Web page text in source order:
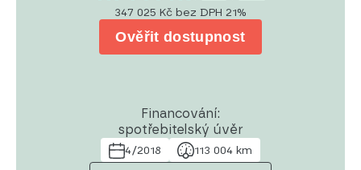
347 025 Kč bez DPH 21%
Ověřit dostupnost
Financování:
spotřebitelský úvěr
4/2018 113 004 km